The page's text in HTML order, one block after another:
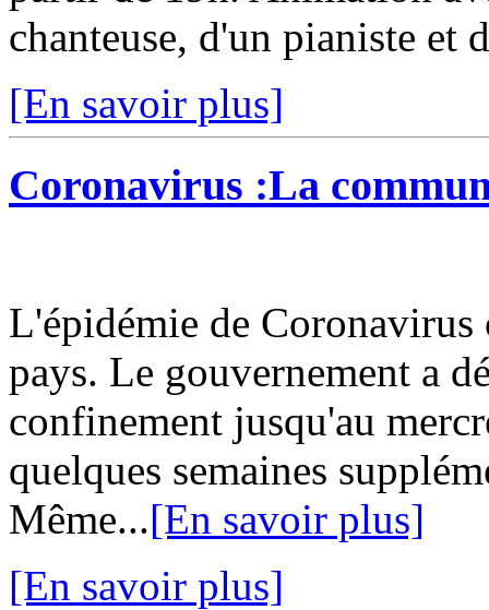
chanteuse, d'un pianiste et
[En savoir plus]
Coronavirus :La
L'épidémie de
pays. Le gouvernement a
confinement jusqu'au
quelques semaines
Même...[En savoir plus]
[En savoir plus]